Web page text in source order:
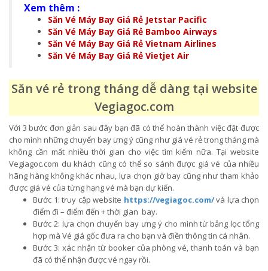
Xem thêm :
Săn Vé Máy Bay Giá Rẻ Jetstar Pacific
Săn Vé Máy Bay Giá Rẻ Bamboo Airways
Săn Vé Máy Bay Giá Rẻ Vietnam Airlines
Săn Vé Máy Bay Giá Rẻ Vietjet Air
Săn vé rẻ trong tháng dễ dàng tại website
Vegiagoc.com
Với 3 bước đơn giản sau đây bạn đã có thể hoàn thành việc đặt được
cho mình những chuyến bay ưng ý cũng như giá vé rẻ trong tháng mà
không cần mất nhiều thời gian cho việc tìm kiếm nữa. Tại website
Vegiagoc.com du khách cũng có thể so sánh được giá vé của nhiều
hãng hàng không khác nhau, lựa chọn giờ bay cũng như tham khảo
được giá vé của từng hạng vé mà bạn dự kiến.
Bước 1: truy cập website https://vegiagoc.com/và lựa chọn
điểm đi – điểm đến + thời gian bay.
Bước 2: lựa chọn chuyến bay ưng ý cho mình từ bảng lọc tổng
hợp mà Vé giá gốc đưa ra cho bạn và điền thông tin cá nhân.
Bước 3: xác nhận từ booker của phòng vé, thanh toán và bạn
đã có thể nhận được vé ngay rồi.